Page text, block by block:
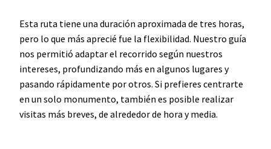
Esta ruta tiene una duración aproximada de tres horas,
pero lo que más aprecié fue la flexibilidad. Nuestro guía
nos permitió adaptar el recorrido según nuestros
intereses, profundizando más en algunos lugares y
pasando rápidamente por otros. Si prefieres centrarte
en un solo monumento, también es posible realizar
visitas más breves, de alrededor de hora y media.